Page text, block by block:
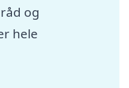
og
hele